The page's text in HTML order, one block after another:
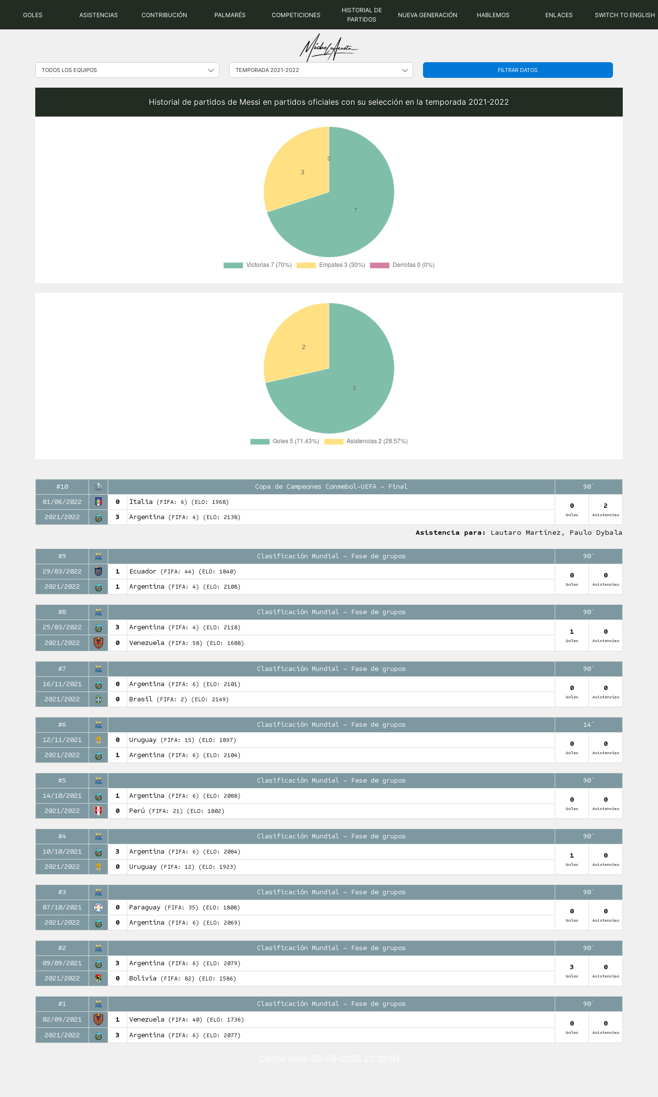
GOLES ASISTENCIAS CONTRIBUCIÓN PALMARÉS COMPETICIONES
HISTORIAL DE
PARTIDOS
NUEVA GENERACIÓN HABLEMOS ENLACES SWITCH TO ENGLISH
FILTRAR DATOS
Historial de partidos de Messi en partidos oficiales con su selección en la temporada 2021-2022
#10 Copa de Campeones Conmebol-UEFA – Final
90′
01/06/2022
0 Italia (FIFA: 6) (ELO: 1968) 0
Goles
2
Asistencias
2021/2022 3 Argentina (FIFA: 4) (ELO: 2138)
Asistencia para: Lautaro Martínez, Paulo Dybala
#9 Clasificación Mundial – Fase de grupos
90′
29/03/2022
1 Ecuador (FIFA: 44) (ELO: 1840) 0
Goles
0
Asistencias
2021/2022 1 Argentina (FIFA: 4) (ELO: 2108)
#8 Clasificación Mundial – Fase de grupos
90′
25/03/2022
3 Argentina (FIFA: 4) (ELO: 2118) 1
Goles
0
Asistencias
2021/2022 0 Venezuela (FIFA: 58) (ELO: 1688)
#7 Clasificación Mundial – Fase de grupos
90′
16/11/2021
0 Argentina (FIFA: 6) (ELO: 2101) 0
Goles
0
Asistencias
2021/2022 0 Brasil (FIFA: 2) (ELO: 2149)
#6 Clasificación Mundial – Fase de grupos
14′
12/11/2021
0 Uruguay (FIFA: 15) (ELO: 1897) 0
Goles
0
Asistencias
2021/2022 1 Argentina (FIFA: 6) (ELO: 2104)
#5 Clasificación Mundial – Fase de grupos
90′
14/10/2021
1 Argentina (FIFA: 6) (ELO: 2088) 0
Goles
0
Asistencias
2021/2022 0 Perú (FIFA: 21) (ELO: 1802)
#4 Clasificación Mundial – Fase de grupos
90′
10/10/2021
3 Argentina (FIFA: 6) (ELO: 2084) 1
Goles
0
Asistencias
2021/2022 0 Uruguay (FIFA: 12) (ELO: 1923)
#3 Clasificación Mundial – Fase de grupos
90′
07/10/2021
0 Paraguay (FIFA: 35) (ELO: 1808) 0
Goles
0
Asistencias
2021/2022 0 Argentina (FIFA: 6) (ELO: 2069)
#2 Clasificación Mundial – Fase de grupos
90′
09/09/2021
3 Argentina (FIFA: 6) (ELO: 2079) 3
Goles
0
Asistencias
2021/2022 0 Bolivia (FIFA: 82) (ELO: 1586)
#1 Clasificación Mundial – Fase de grupos
90′
02/09/2021
1 Venezuela (FIFA: 40) (ELO: 1736) 0
Goles
0
Asistencias
2021/2022 3 Argentina (FIFA: 6) (ELO: 2077)